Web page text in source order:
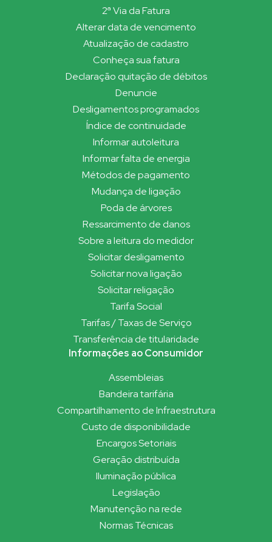
2ª Via da Fatura
Alterar data de vencimento
Atualização de cadastro
Conheça sua fatura
Declaração quitação de débitos
Denuncie
Desligamentos programados
Índice de continuidade
Informar autoleitura
Informar falta de energia
Métodos de pagamento
Mudança de ligação
Poda de árvores
Ressarcimento de danos
Sobre a leitura do medidor
Solicitar desligamento
Solicitar nova ligação
Solicitar religação
Tarifa Social
Tarifas / Taxas de Serviço
Transferência de titularidade
Informações ao Consumidor
Assembleias
Bandeira tarifária
Compartilhamento de Infraestrutura
Custo de disponibilidade
Encargos Setoriais
Geração distribuída
Iluminação pública
Legislação
Manutenção na rede
Normas Técnicas